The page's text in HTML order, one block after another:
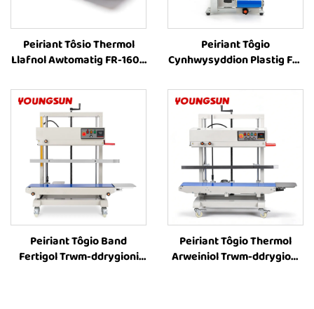
Peiriant Tôsio Thermol
Llafnol Awtomatig FR-1600
Ffynhonnau Plastig,
Peiriant Tôsio Band
Parhaus, Peiriant Tôsio
Thermol i Ffynhonnau
Plastig
Peiriant Tôgio
Cynhwysyddion Plastig FR-
Fertigol, Pris Peiriant Tôgio
Thermol ar gyfer
Cynhwysyddion Plastig
Peiriant Tôgio Band
Fertigol Trwm-ddrygioni
Peiriant Tôgio Thermol
Arweiniol Trwm-ddrygioni